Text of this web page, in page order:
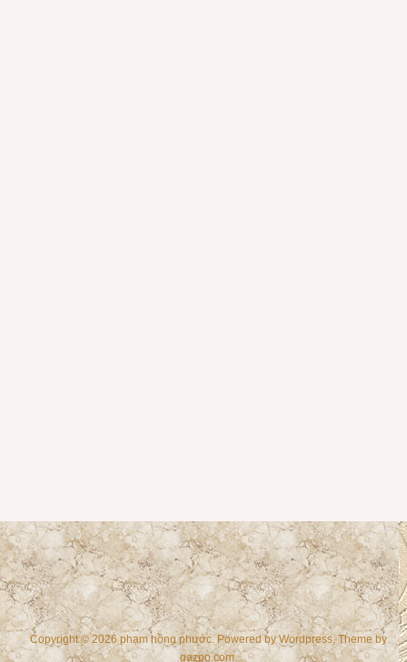
Copyright © 2026 phạm hồng phước. Powered byWordpress, Theme by
gazpo.com.